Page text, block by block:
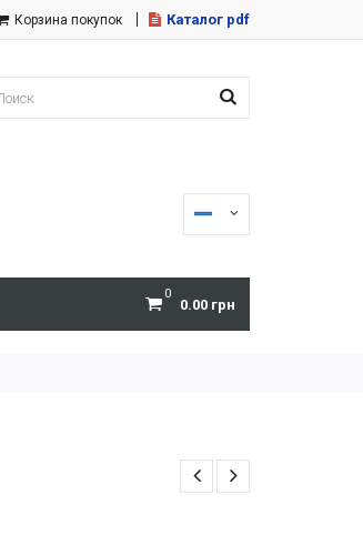
Корзина покупок Каталог pdf
0
0.00 грн